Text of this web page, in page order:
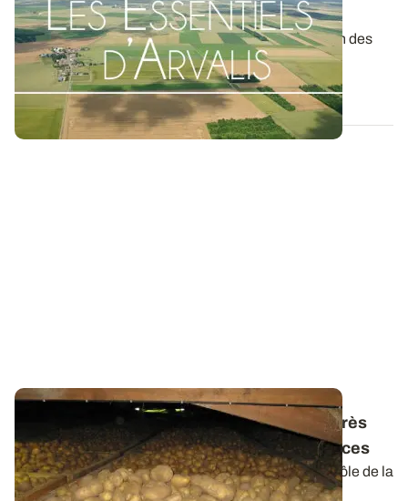
antigerminatifs ?
La gamme de produits pour contrôler la germination des
tubercules au stockage s’est...
04 NOV. 2025
Antigerminatif des pommes de terre - L’après
CIPC : points réglementaire et conséquences
L’utilisation du chlorprophame (CIPC) pour le contrôle de la
germination des pommes de...